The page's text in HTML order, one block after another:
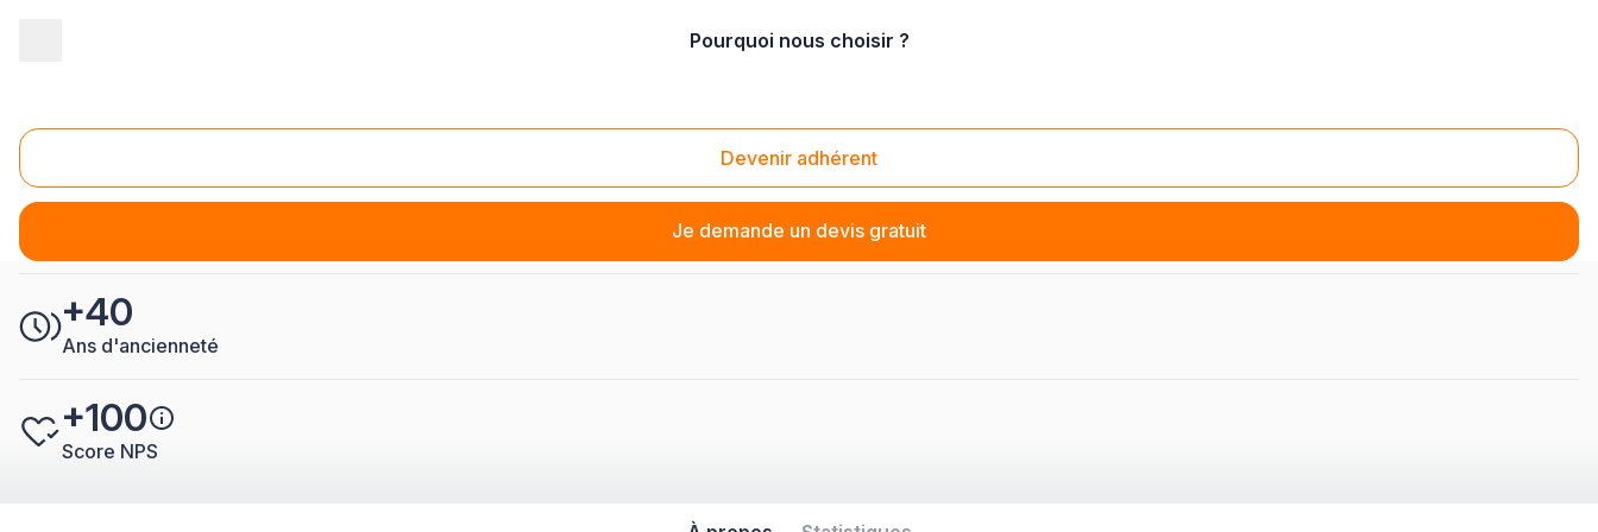
Pourquoi nous choisir ?
Devenir adhérent
Je demande un devis gratuit
Entreprise Métallerie Belfort
5
7 avis controlés
+40
Ans d'ancienneté
+100
Score NPS